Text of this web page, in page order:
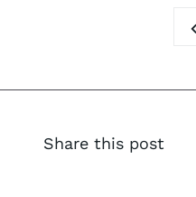
Share this post